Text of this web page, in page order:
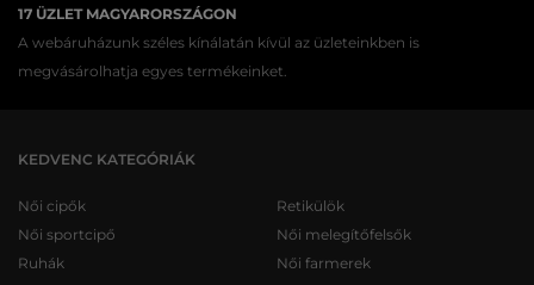
17 ÜZLET MAGYARORSZÁGON
A webáruházunk széles kínálatán kívül az üzleteinkben is
megvásárolhatja egyes termékeinket.
KEDVENC KATEGÓRIÁK
Női cipők
Női sportcipő
Ruhák
Retikülök
Női melegítőfelsők
Női farmerek